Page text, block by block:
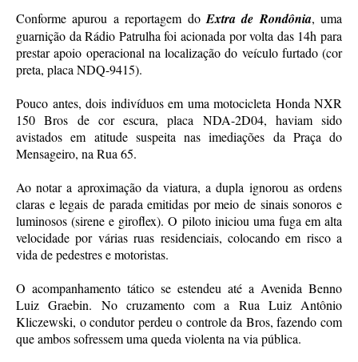
Conforme apurou a reportagem do Extra de Rondônia, uma
guarnição da Rádio Patrulha foi acionada por volta das 14h para
prestar apoio operacional na localização do veículo furtado (cor
preta, placa NDQ-9415).
Pouco antes, dois indivíduos em uma motocicleta Honda NXR
150 Bros de cor escura, placa NDA-2D04, haviam sido
avistados em atitude suspeita nas imediações da Praça do
Mensageiro, na Rua 65.
Ao notar a aproximação da viatura, a dupla ignorou as ordens
claras e legais de parada emitidas por meio de sinais sonoros e
luminosos (sirene e giroflex). O piloto iniciou uma fuga em alta
velocidade por várias ruas residenciais, colocando em risco a
vida de pedestres e motoristas.
O acompanhamento tático se estendeu até a Avenida Benno
Luiz Graebin. No cruzamento com a Rua Luiz Antônio
Kliczewski, o condutor perdeu o controle da Bros, fazendo com
que ambos sofressem uma queda violenta na via pública.